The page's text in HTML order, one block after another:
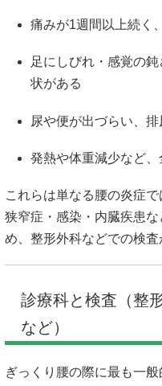
痛みが1週間以上続く
足にしびれ・感覚の
状がある
尿や便が出づらい、
発熱や体重減少など、
これらは単なる腰の炎症
狭窄症・感染・内臓疾患
め、整形外科などでの検査
診療科と検査（整
など）
ぎっくり腰の際に最も一